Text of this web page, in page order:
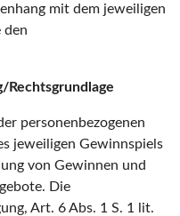
mit dem jeweiligen
den
Rechtsgrundlage
personenbezogenen
jeweiligen Gewinnspiels
von Gewinnen und
Die
Art. 6 Abs. 1 S. 1 lit.